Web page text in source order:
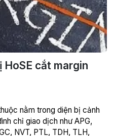
HoSE cắt margin
nằm trong diện bị cảnh
chỉ giao dịch như APG,
NVT, PTL, TDH, TLH,